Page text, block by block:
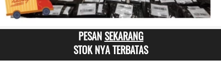
PESAN SEKARANG
STOK NYA TERBATAS